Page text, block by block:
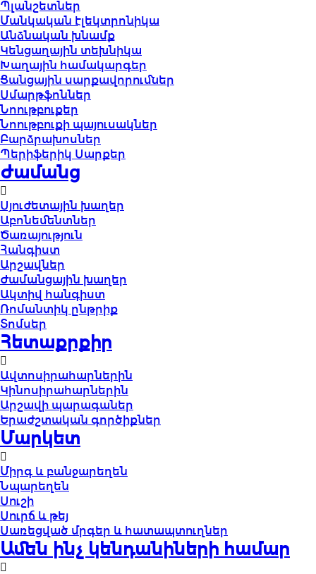
Պլանշետներ
Մանկական էլեկտրոնիկա
Անձնական խնամք
Կենցաղային տեխնիկա
Խաղային համակարգեր
Ցանցային սարքավորումներ
Սմարթֆոններ
Նոութբուքեր
Նոութբուքի պայուսակներ
Բարձրախոսներ
Պերիֆերիկ Սարքեր
Ժամանց
Սյուժետային խաղեր
Աբոնեմենտներ
Ծառայություն
Հանգիստ
Արշավներ
Ժամանցային խաղեր
Ակտիվ հանգիստ
Ռոմանտիկ ընթրիք
Տոմսեր
Հետաքրքիր
Ավտոսիրահարներին
Կինոսիրահարներին
Արշավի պարագաներ
Երաժշտական գործիքներ
Մարկետ
Միրգ և բանջարեղեն
Նպարեղեն
Սուշի
Սուրճ և թեյ
Սառեցված մրգեր և հատապտուղներ
Ամեն ինչ կենդանիների համար